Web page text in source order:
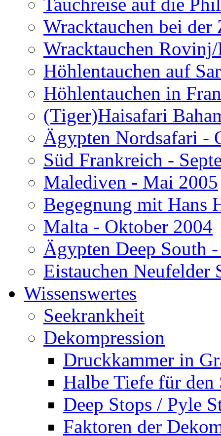
Wracktauchen bei der
Wracktauchen
Höhlentauchen auf
Höhlentauchen in
(Tiger)Haisafari
Ägypten Nordsafari -
Süd Frankreich -
Malediven - Mai 2005
Begegnung mit Hans
Malta - Oktober 2004
Ägypten Deep South
Eistauchen Neufelder
Wissenswertes
Seekrankheit
Dekompression
Druckkammer in
Halbe Tiefe für den
Deep Stops / Pyle
Faktoren der